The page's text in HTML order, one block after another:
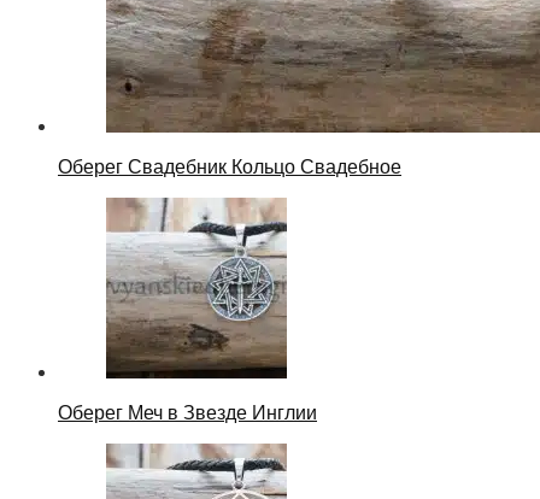
Оберег Свадебник Кольцо Свадебное
Оберег Меч в Звезде Инглии